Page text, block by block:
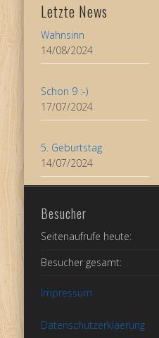
Letzte News
Wahnsinn
14/08/2024
Schon 9 :-)
17/07/2024
5. Geburtstag
14/07/2024
Besucher
Seitenaufrufe heute:
Besucher gesamt:
Impressum
Datenschutzerklaerung